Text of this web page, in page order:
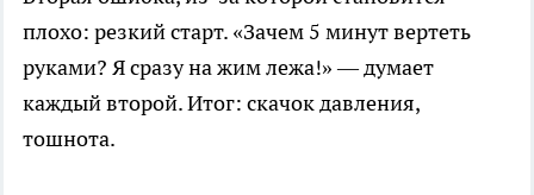
плохо: резкий старт. «Зачем 5 минут вертеть
руками? Я сразу на жим лежа!» — думает
каждый второй. Итог: скачок давления,
тошнота.